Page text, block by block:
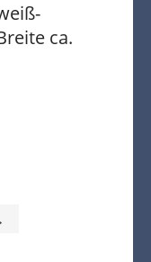
ca.